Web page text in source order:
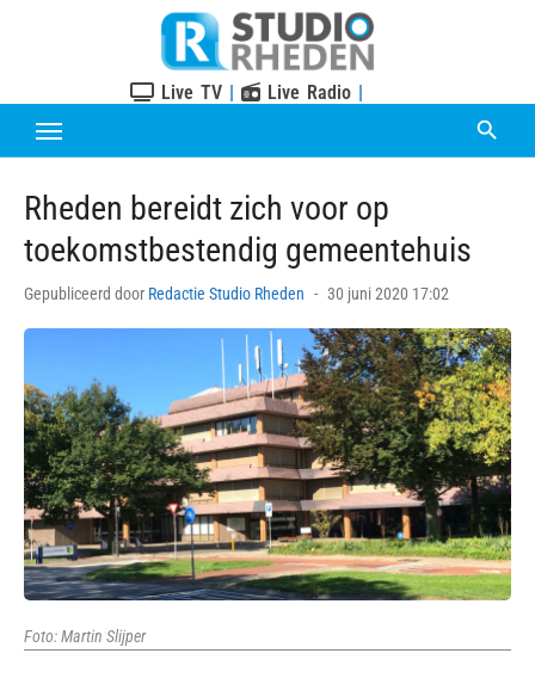
Live TV | Live Radio |
Rheden bereidt zich voor op
toekomstbestendig gemeentehuis
Gepubliceerd door Redactie Studio Rheden
Posted
30 juni 2020 17:02
Foto: Martin Slijper